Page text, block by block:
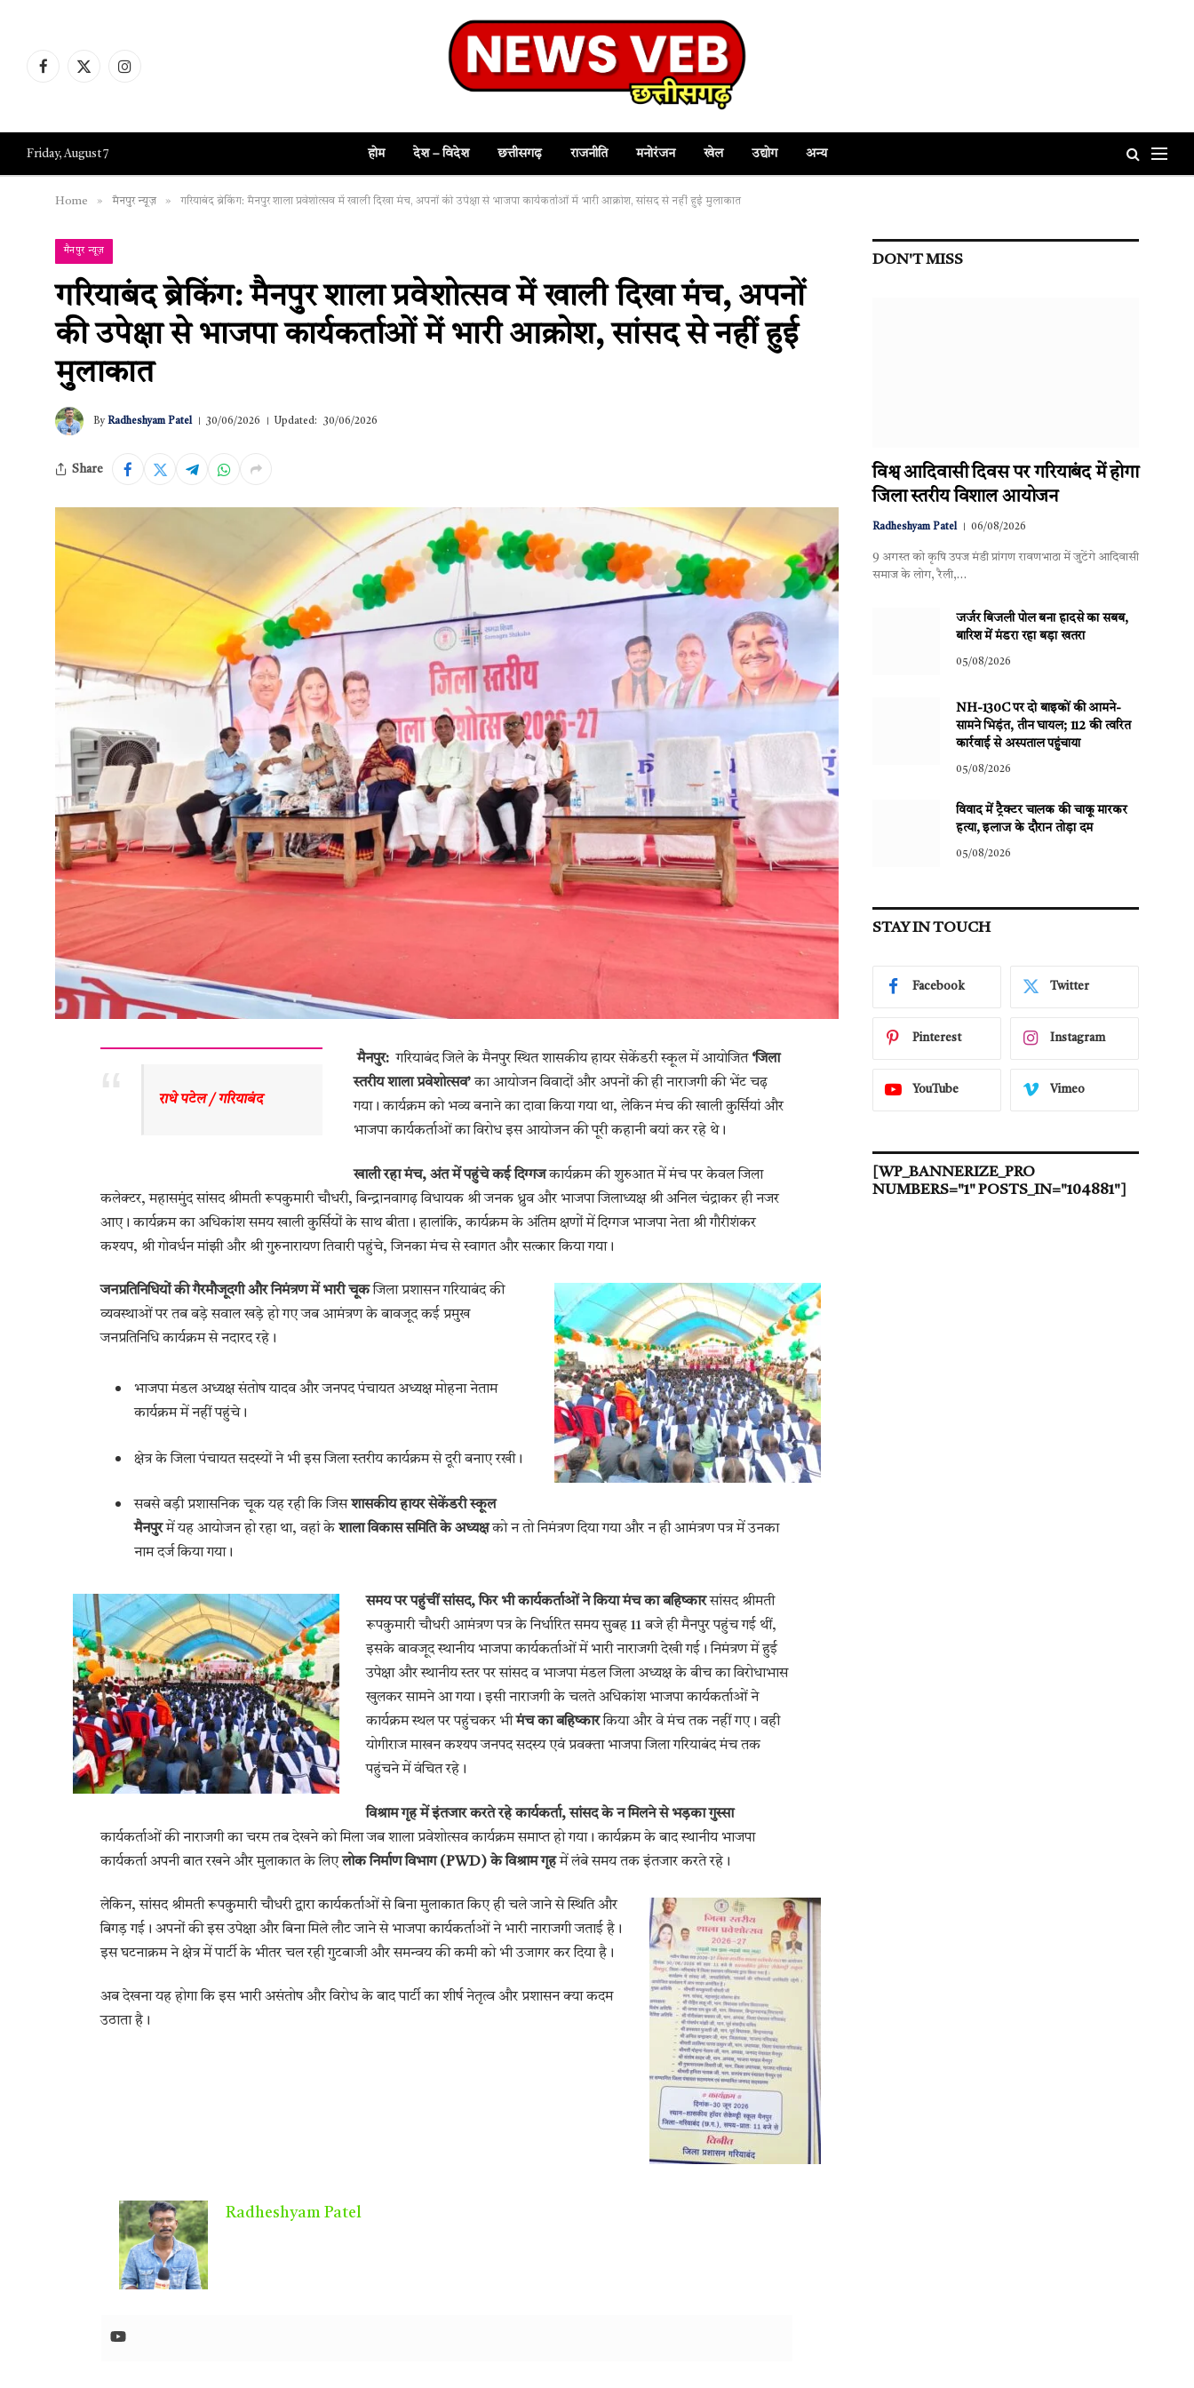
Facebook
X
Instagram
Friday, August 7 होम देश – विदेश छत्तीसगढ़ राजनीति मनोरंजन खेल उद्योग अन्य
Home » मैनपुर न्यूज़ » गरियाबंद ब्रेकिंग: मैनपुर शाला प्रवेशोत्सव में खाली दिखा मंच, अपनों की उपेक्षा से भाजपा कार्यकर्ताओं में भारी आक्रोश, सांसद से नहीं हुई मुलाकात
मैनपुर न्यूज़
गरियाबंद ब्रेकिंग: मैनपुर शाला प्रवेशोत्सव में खाली दिखा मंच, अपनों
की उपेक्षा से भाजपा कार्यकर्ताओं में भारी आक्रोश, सांसद से नहीं हुई
मुलाकात
By Radheshyam Patel 30/06/2026 Updated: 30/06/2026
Share
राधे पटेल / गरियाबंद
मैनपुर:गरियाबंद जिले के मैनपुर स्थित शासकीय हायर सेकेंडरी स्कूल में आयोजित ‘जिला
स्तरीय शाला प्रवेशोत्सव’का आयोजन विवादों और अपनों की ही नाराजगी की भेंट चढ़
गया। कार्यक्रम को भव्य बनाने का दावा किया गया था, लेकिन मंच की खाली कुर्सियां और
भाजपा कार्यकर्ताओं का विरोध इस आयोजन की पूरी कहानी बयां कर रहे थे।
खाली रहा मंच, अंत में पहुंचे कई दिग्गजकार्यक्रम की शुरुआत में मंच पर केवल जिला
कलेक्टर, महासमुंद सांसद श्रीमती रूपकुमारी चौधरी, बिन्द्रानवागढ़ विधायक श्री जनक ध्रुव और भाजपा जिलाध्यक्ष श्री अनिल चंद्राकर ही नजर
आए। कार्यक्रम का अधिकांश समय खाली कुर्सियों के साथ बीता। हालांकि, कार्यक्रम के अंतिम क्षणों में दिग्गज भाजपा नेता श्री गौरीशंकर
कश्यप, श्री गोवर्धन मांझी और श्री गुरुनारायण तिवारी पहुंचे, जिनका मंच से स्वागत और सत्कार किया गया।
जनप्रतिनिधियों की गैरमौजूदगी और निमंत्रण में भारी चूकजिला प्रशासन गरियाबंद की
व्यवस्थाओं पर तब बड़े सवाल खड़े हो गए जब आमंत्रण के बावजूद कई प्रमुख
जनप्रतिनिधि कार्यक्रम से नदारद रहे।
भाजपा मंडल अध्यक्ष संतोष यादव और जनपद पंचायत अध्यक्ष मोहना नेताम
कार्यक्रम में नहीं पहुंचे।
क्षेत्र के जिला पंचायत सदस्यों ने भी इस जिला स्तरीय कार्यक्रम से दूरी बनाए रखी।
सबसे बड़ी प्रशासनिक चूक यह रही कि जिसशासकीय हायर सेकेंडरी स्कूल
मैनपुरमें यह आयोजन हो रहा था, वहां के शाला विकास समिति के अध्यक्षको न तो निमंत्रण दिया गया और न ही आमंत्रण पत्र में उनका
नाम दर्ज किया गया।
समय पर पहुंचीं सांसद, फिर भी कार्यकर्ताओं ने किया मंच का बहिष्कारसांसद श्रीमती
रूपकुमारी चौधरी आमंत्रण पत्र के निर्धारित समय सुबह 11 बजे ही मैनपुर पहुंच गई थीं,
इसके बावजूद स्थानीय भाजपा कार्यकर्ताओं में भारी नाराजगी देखी गई। निमंत्रण में हुई
उपेक्षा और स्थानीय स्तर पर सांसद व भाजपा मंडल जिला अध्यक्ष के बीच का विरोधाभास
खुलकर सामने आ गया। इसी नाराजगी के चलते अधिकांश भाजपा कार्यकर्ताओं ने
कार्यक्रम स्थल पर पहुंचकर भीमंच का बहिष्कारकिया और वे मंच तक नहीं गए। वही
योगीराज माखन कश्यप जनपद सदस्य एवं प्रवक्ता भाजपा जिला गरियाबंद मंच तक
पहुंचने में वंचित रहे।
विश्राम गृह में इंतजार करते रहे कार्यकर्ता, सांसद के न मिलने से भड़का गुस्सा
कार्यकर्ताओं की नाराजगी का चरम तब देखने को मिला जब शाला प्रवेशोत्सव कार्यक्रम समाप्त हो गया। कार्यक्रम के बाद स्थानीय भाजपा
कार्यकर्ता अपनी बात रखने और मुलाकात के लिएलोक निर्माण विभाग (PWD) के विश्राम गृहमें लंबे समय तक इंतजार करते रहे।
लेकिन, सांसद श्रीमती रूपकुमारी चौधरी द्वारा कार्यकर्ताओं से बिना मुलाकात किए ही चले जाने से स्थिति और
बिगड़ गई। अपनों की इस उपेक्षा और बिना मिले लौट जाने से भाजपा कार्यकर्ताओं ने भारी नाराजगी जताई है।
इस घटनाक्रम ने क्षेत्र में पार्टी के भीतर चल रही गुटबाजी और समन्वय की कमी को भी उजागर कर दिया है।
अब देखना यह होगा कि इस भारी असंतोष और विरोध के बाद पार्टी का शीर्ष नेतृत्व और प्रशासन क्या कदम
उठाता है।
Radheshyam Patel
DON'T MISS
विश्व आदिवासी दिवस पर गरियाबंद में होगा
जिला स्तरीय विशाल आयोजन
Radheshyam Patel 06/08/2026
9 अगस्त को कृषि उपज मंडी प्रांगण रावणभाठा में जुटेंगे आदिवासी
समाज के लोग, रैली,…
जर्जर बिजली पोल बना हादसे का सबब,
बारिश में मंडरा रहा बड़ा खतरा
05/08/2026
NH-130C पर दो बाइकों की आमने-
सामने भिड़ंत, तीन घायल; 112 की त्वरित
कार्रवाई से अस्पताल पहुंचाया
05/08/2026
विवाद में ट्रैक्टर चालक की चाकू मारकर
हत्या, इलाज के दौरान तोड़ा दम
05/08/2026
STAY IN TOUCH
Facebook Twitter
Pinterest Instagram
YouTube Vimeo
[WP_BANNERIZE_PRO
NUMBERS="1" POSTS_IN="104881"]